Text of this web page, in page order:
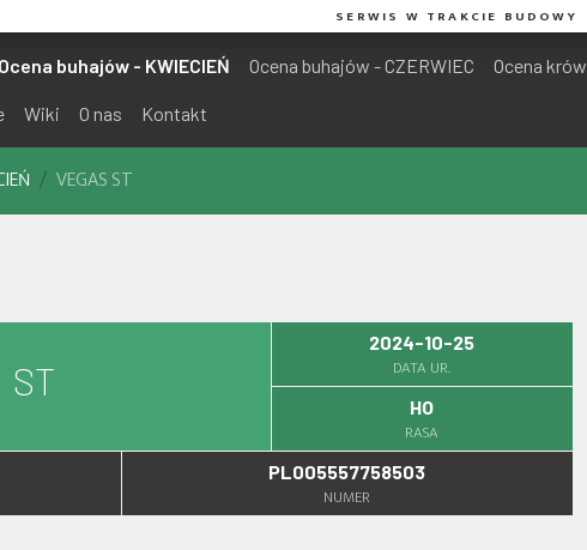
SERWIS W TRAKCIE BUDOWY
Ocena buhajów - KWIECIEŃ Ocena buhajów - CZERWIEC Ocena krów
Wiki O nas Kontakt
VEGAS ST
ST
2024-10-25
DATA UR.
HO
RASA
PL005557758503
NUMER